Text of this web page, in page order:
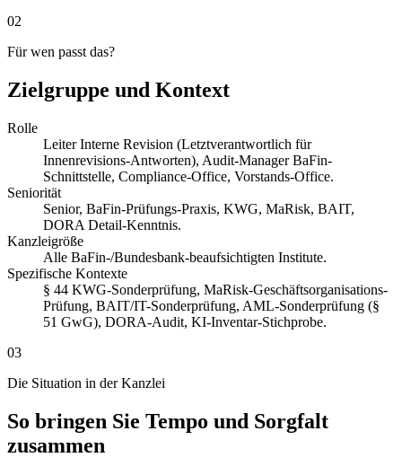
02
Für wen passt das?
Zielgruppe und Kontext
Rolle
Leiter Interne Revision (Letztverantwortlich für
Innenrevisions-Antworten), Audit-Manager BaFin-
Schnittstelle, Compliance-Office, Vorstands-Office.
Seniorität
Senior, BaFin-Prüfungs-Praxis, KWG, MaRisk, BAIT,
DORA Detail-Kenntnis.
Kanzleigröße
Alle BaFin-/Bundesbank-beaufsichtigten Institute.
Spezifische Kontexte
§ 44 KWG-Sonderprüfung, MaRisk-Geschäftsorganisations-
Prüfung, BAIT/IT-Sonderprüfung, AML-Sonderprüfung (§
51 GwG), DORA-Audit, KI-Inventar-Stichprobe.
03
Die Situation in der Kanzlei
So bringen Sie Tempo und Sorgfalt
zusammen